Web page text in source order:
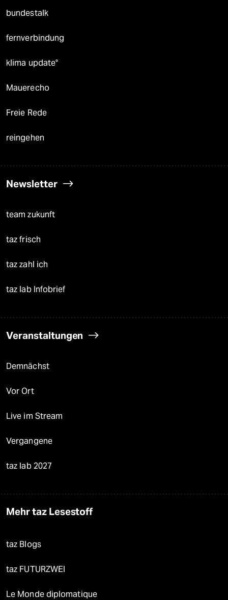
bundestalk
fernverbindung
klima update°
Mauerecho
Freie Rede
reingehen
Newsletter
team zukunft
taz frisch
taz zahl ich
taz lab Infobrief
Veranstaltungen
Demnächst
Vor Ort
Live im Stream
Vergangene
taz lab 2027
Mehr taz Lesestoff
taz Blogs
taz FUTURZWEI
Le Monde diplomatique